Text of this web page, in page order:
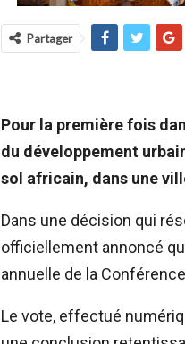
Partager
Pour la première fois
du développement
sol africain, dans une
Dans une décision qui
officiellement annoncé
annuelle de la
Le vote, effectué